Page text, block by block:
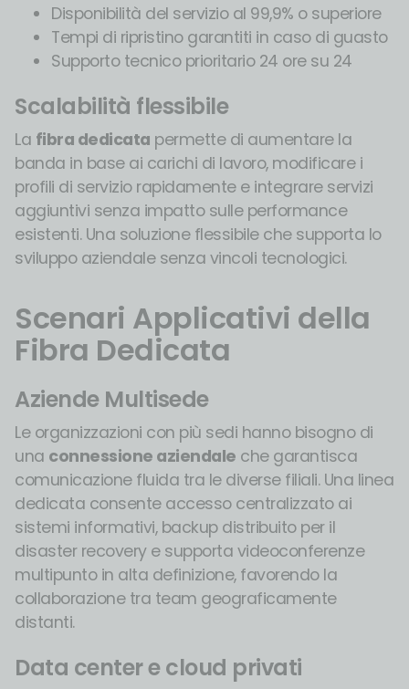
Disponibilità del servizio al 99,9% o superiore
Tempi di ripristino garantiti in caso di guasto
Supporto tecnico prioritario 24 ore su 24
Scalabilità flessibile
La fibra dedicata permette di aumentare la
banda in base ai carichi di lavoro, modificare i
profili di servizio rapidamente e integrare servizi
aggiuntivi senza impatto sulle performance
esistenti. Una soluzione flessibile che supporta lo
sviluppo aziendale senza vincoli tecnologici.
Scenari Applicativi della
Fibra Dedicata
Aziende Multisede
Le organizzazioni con più sedi hanno bisogno di
una connessione aziendale che garantisca
comunicazione fluida tra le diverse filiali. Una linea
dedicata consente accesso centralizzato ai
sistemi informativi, backup distribuito per il
disaster recovery e supporta videoconferenze
multipunto in alta definizione, favorendo la
collaborazione tra team geograficamente
distanti.
Data center e cloud privati